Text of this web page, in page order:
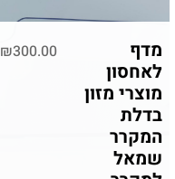
מדף
לאחסון
מוצרי מזון
בדלת
המקרר
שמאל
₪300.00